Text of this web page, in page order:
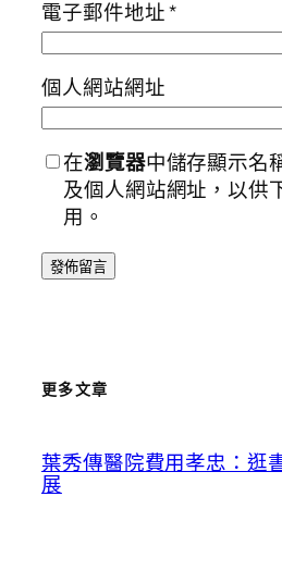
電子郵件地址*
個人網站網址
在瀏覽器中儲存顯示名
及個人網站網址，以供
用。
更多文章
葉秀傳醫院費用孝忠：逛
展